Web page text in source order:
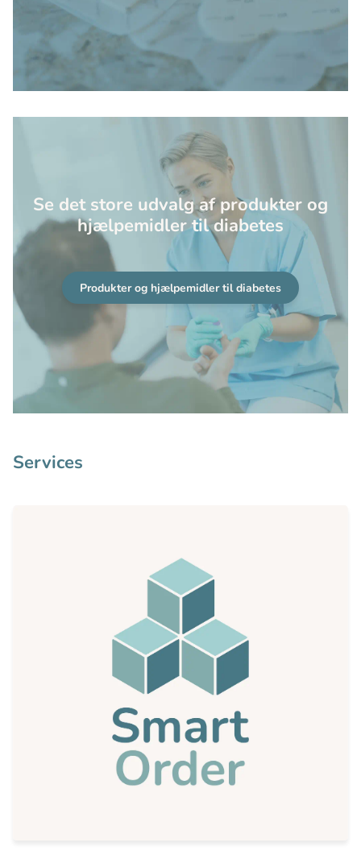
Se det store udvalg af produkter og
hjælpemidler til diabetes
Produkter og hjælpemidler til diabetes
Services